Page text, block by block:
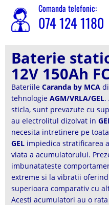
Comanda telefonic:
074 124 1180
Baterie
12V 150Ah
Bateriile Caranda by MCA
tehnologie AGM/VRLA/GEL.
sticla, sunt prevazute cu
au electrolitul dizolvat in
necesita intretinere pe
GEL impiedica stratificarea
viata a acumulatorului.
imbunatateste
extreme si la vibratii
superioara comparativ cu
Acesti acumulatori au o